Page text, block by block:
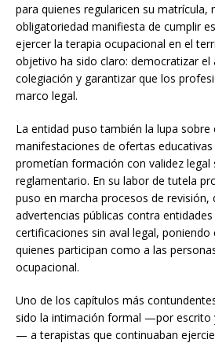
para quienes regularicen su matrícula,
obligatoriedad manifiesta de cumplir
ejercer la terapia ocupacional en el
objetivo ha sido claro: democratizar el
colegiación y garantizar que los
marco legal.
La entidad puso también la lupa sobre
manifestaciones de ofertas
prometían formación con validez legal
reglamentario. En su labor de tutela
puso en marcha procesos de revisión,
advertencias públicas contra
certificaciones sin aval legal,
quienes participan como a las
ocupacional.
Uno de los capítulos más
sido la intimación formal —por escrito
— a terapistas que continuaban